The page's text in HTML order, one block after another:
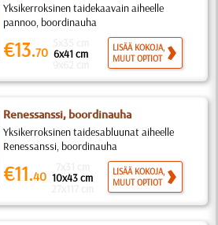
Yksikerroksinen taidekaavain aiheelle
pannoo, boordinauha
€13.70 6x41 cm
LISÄÄ KOKOJA,
MUUT OPTIOT
Renessanssi, boordinauha
Yksikerroksinen taidesabluunat aiheelle
Renessanssi, boordinauha
€11.40 10x43 cm
LISÄÄ KOKOJA,
MUUT OPTIOT